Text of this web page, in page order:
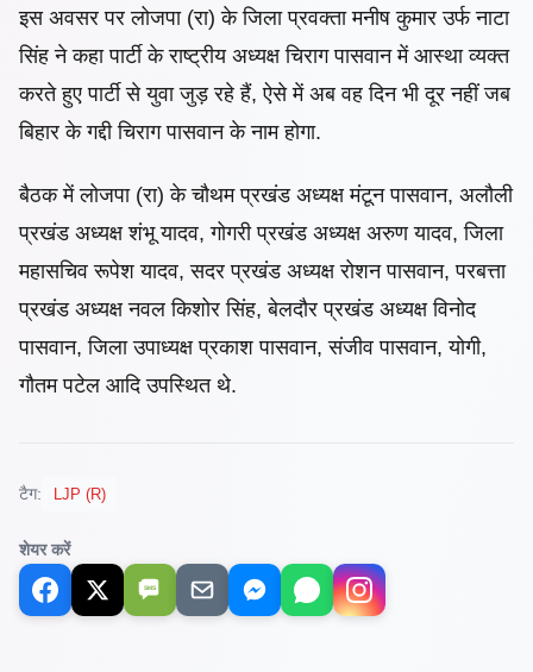
इस अवसर पर लोजपा (रा) के जिला प्रवक्ता मनीष कुमार उर्फ नाटा
सिंह ने कहा पार्टी के राष्ट्रीय अध्यक्ष चिराग पासवान में आस्था व्यक्त
करते हुए पार्टी से युवा जुड़ रहे हैं, ऐसे में अब वह दिन भी दूर नहीं जब
बिहार के गद्दी चिराग पासवान के नाम होगा.
बैठक में लोजपा (रा) के चौथम प्रखंड अध्यक्ष मंटून पासवान, अलौली
प्रखंड अध्यक्ष शंभू यादव, गोगरी प्रखंड अध्यक्ष अरुण यादव, जिला
महासचिव रूपेश यादव, सदर प्रखंड अध्यक्ष रोशन पासवान, परबत्ता
प्रखंड अध्यक्ष नवल किशोर सिंह, बेलदौर प्रखंड अध्यक्ष विनोद
पासवान, जिला उपाध्यक्ष प्रकाश पासवान, संजीव पासवान, योगी,
गौतम पटेल आदि उपस्थित थे.
टैग: LJP (R)
शेयर करें
SMS